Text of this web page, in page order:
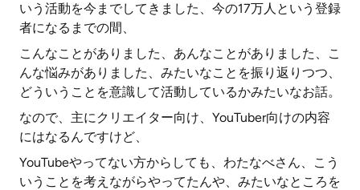
いう活動を今までしてきました、今の17万人という登録
者になるまでの間、
こんなことがありました、あんなことがありました、こ
んな悩みがありました、みたいなことを振り返りつつ、
どういうことを意識して活動しているかみたいなお話。
なので、主にクリエイター向け、YouTuber向けの内容
にはなるんですけど、
YouTubeやってない方からしても、わたなべさん、こう
いうことを考えながらやってたんや、みたいなところを